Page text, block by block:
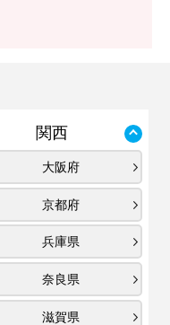
関西
大阪府
京都府
兵庫県
奈良県
滋賀県